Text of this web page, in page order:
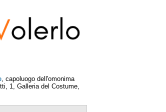
, capoluogo dell'omonima
1, Galleria del Costume,